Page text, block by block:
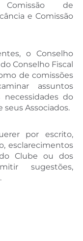
Comissão de
e Comissão
o Conselho
Conselho Fiscal
de comissões
assuntos
do
seus Associados.
por escrito,
esclarecimentos
Clube ou dos
sugestões,